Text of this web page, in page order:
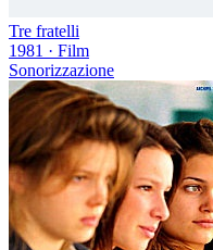
Tre fratelli
1981 · Film
Sonorizzazione